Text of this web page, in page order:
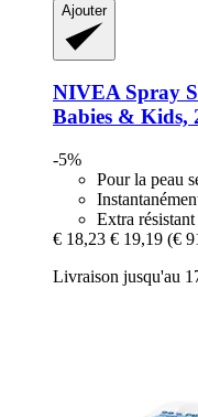
Ajouter
NIVEASpray
Babies & Kids,
-5%
Pour la peau
Extra résistant
€ 18,23 € 19,19 (€
Livraison jusqu'au